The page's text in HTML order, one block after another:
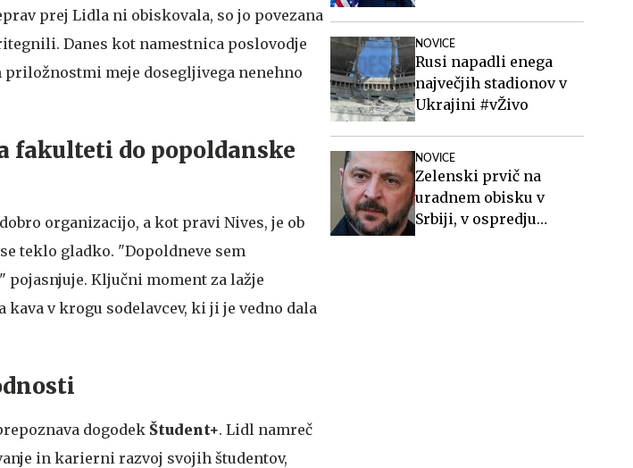
prej Lidla ni obiskovala, so jo povezana
Danes kot namestnica poslovodje
priložnostmi meje dosegljivega nenehno
fakulteti do popoldanske
organizacijo, a kot pravi Nives, je ob
teklo gladko. "Dopoldneve sem
Ključni moment za lažje
v krogu sodelavcev, ki ji je vedno dala
dogodek Študent+. Lidl namreč
in karierni razvoj svojih študentov,
NOVICE
Rusi napadli enega
največjih stadionov v
Ukrajini #vŽivo
NOVICE
Zelenski prvič na
uradnem obisku v
Srbiji, v ospredju